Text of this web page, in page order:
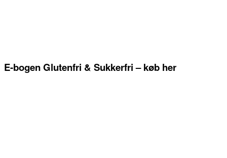
E-bogen Glutenfri & Sukkerfri – køb her